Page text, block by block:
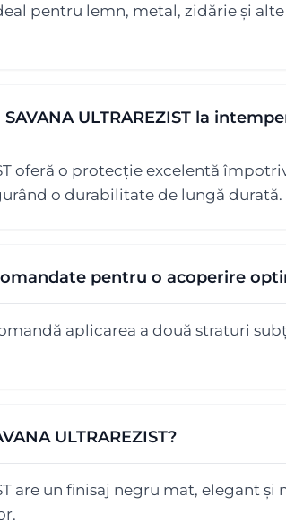
pentru lemn, metal, zidărie și
ULTRAREZIST la
oferă o protecție excelentă
o durabilitate de lungă durată.
pentru o acoperire
aplicarea a două straturi
ULTRAREZIST?
are un finisaj negru mat, elegant